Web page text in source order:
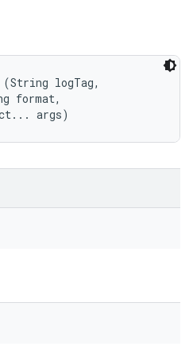
(String logTag,
format,
args)